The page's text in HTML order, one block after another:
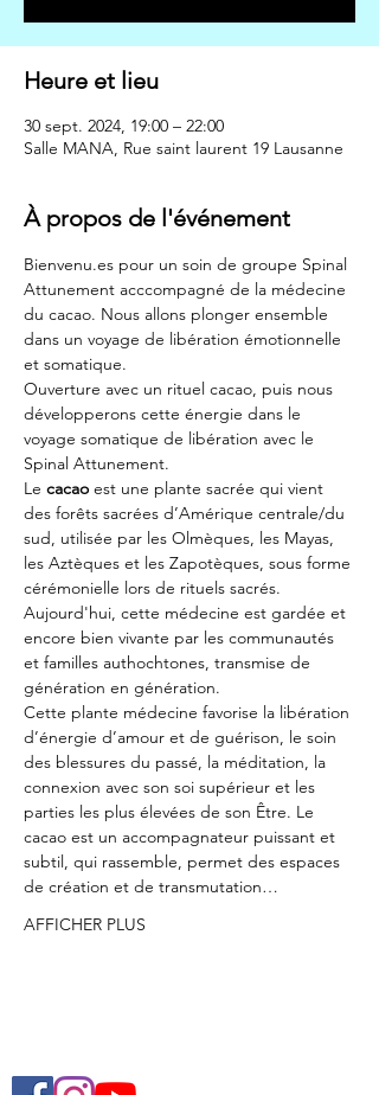
Heure et lieu
30 sept. 2024, 19:00 – 22:00
Salle MANA, Rue saint laurent 19 Lausanne
À propos de l'événement
Bienvenu.es pour un soin de groupe Spinal
Attunement acccompagné de la médecine
du cacao. Nous allons plonger ensemble
dans un voyage de libération émotionnelle
et somatique.
Ouverture avec un rituel cacao, puis nous
développerons cette énergie dans le
voyage somatique de libération avec le
Spinal Attunement.
Le cacao est une plante sacrée qui vient
des forêts sacrées d’Amérique centrale/du
sud, utilisée par les Olmèques, les Mayas,
les Aztèques et les Zapotèques, sous forme
cérémonielle lors de rituels sacrés.
Aujourd'hui, cette médecine est gardée et
encore bien vivante par les communautés
et familles authochtones, transmise de
génération en génération.
Cette plante médecine favorise la libération
d’énergie d’amour et de guérison, le soin
des blessures du passé, la méditation, la
connexion avec son soi supérieur et les
parties les plus élevées de son Être. Le
cacao est un accompagnateur puissant et
subtil, qui rassemble, permet des espaces
de création et de transmutation…
AFFICHER PLUS